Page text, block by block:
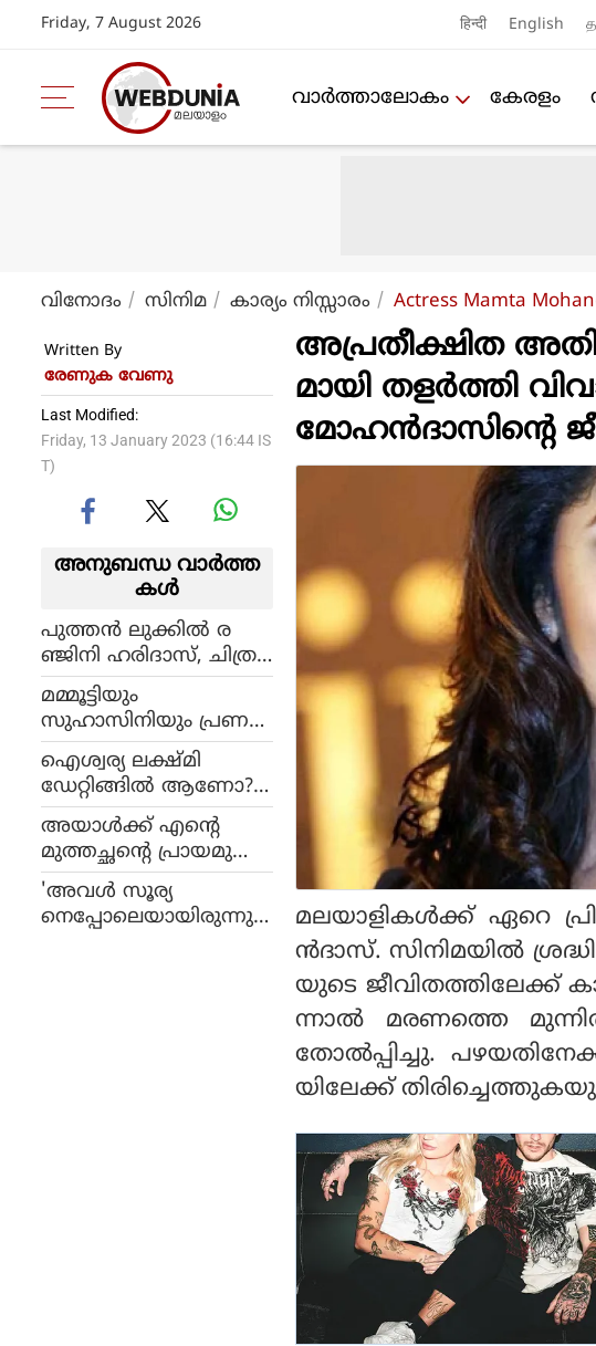
Friday, 7 August 2026 हिन्दी English
വാര്‍ത്താലോകം കേരളം
വിനോദം സിനിമ കാര്യം നിസ്സാരം Actress Mamta
Written By
രേണുക വേണു
Last Modified:
Friday, 13 January 2023 (16:44 IS
T)
അനുബന്ധ വാര്‍ത്ത
കള്‍
പുത്തന്‍ ലുക്കില്‍ ര
ഞ്ജിനി ഹരിദാസ്, ചിത്ര
ങ്ങള്‍ വൈറല്‍
മമ്മൂട്ടിയും
സുഹാസിനിയും പ്രണയ
ത്തിലായിരുന്നോ? അന്ന്
കാട്ടുതീ പോലെ പടര്‍ന്ന
ഗോസിപ്പും മമ്മൂട്ടിയുടെ
പ്രതികരണവും
ഐശ്വര്യ ലക്ഷ്മി
ഡേറ്റിങ്ങില്‍ ആണോ?
യുവനടനൊപ്പമുള്ള
താരത്തിന്റെ ചിത്രം ച
ര്‍ച്ചയാകുന്നു
അയാള്‍ക്ക് എന്റെ
മുത്തച്ഛന്റെ പ്രായമുണ്ട്,
ഗുരുദക്ഷിണയായി
ചോദിച്ചത് ശരീരം;
സിനിമ സെറ്റിലെ മോശം
'അവള്‍ സൂര്യ
നെപ്പോലെയായിരുന്നു';
അപ്രതീക്ഷിത
മായി തളര്‍ത്തി
മോഹന്‍ദാസിന്റെ
മലയാളികള്‍ക്ക് ഏറെ
ന്‍ദാസ്. സിനിമയില്‍
യുടെ ജീവിതത്തിലേക്ക്
ന്നാല്‍ മരണത്തെ
തോല്‍പ്പിച്ചു.
യിലേക്ക്